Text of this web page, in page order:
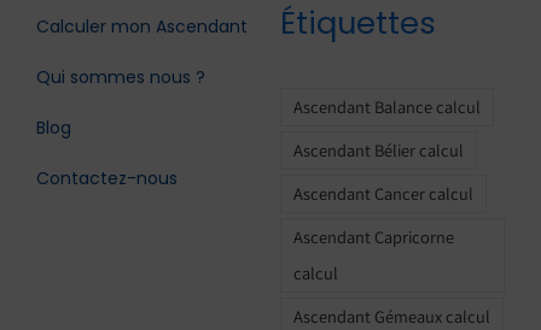
Calculer mon Ascendant
Qui sommes nous ?
Blog
Contactez-nous
Étiquettes
Ascendant Balance calcul
Ascendant Bélier calcul
Ascendant Cancer calcul
Ascendant Capricorne
calcul
Ascendant Gémeaux calcul